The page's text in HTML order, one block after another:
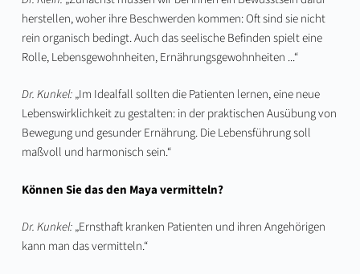
herstellen, woher ihre Beschwerden kommen: Oft sind sie nicht
rein organisch bedingt. Auch das seelische Befinden spielt eine
Rolle, Lebensgewohnheiten, Ernährungsgewohnheiten ...“
Dr. Kunkel:„Im Idealfall sollten die Patienten lernen, eine neue
Lebenswirklichkeit zu gestalten: in der praktischen Ausübung von
Bewegung und gesunder Ernährung. Die Lebensführung soll
maßvoll und harmonisch sein.“
Können Sie das den Maya vermitteln?
Dr. Kunkel:„Ernsthaft kranken Patienten und ihren Angehörigen
kann man das vermitteln.“